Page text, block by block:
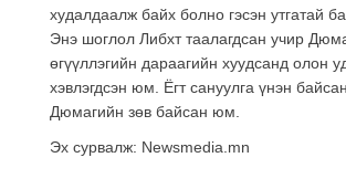
худалдаалж байх болно гэсэн утгатай
Энэ шоглол Либхт таалагдсан учир
өгүүллэгийн дараагийн хуудсанд олон
хэвлэгдсэн юм. Ёгт сануулга үнэн
Дюмагийн зөв байсан юм.
Эх сурвалж: Newsmedia.mn